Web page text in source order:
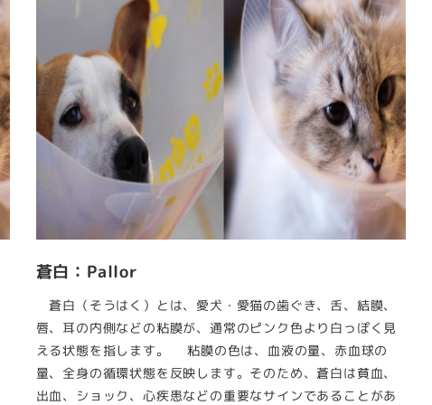
蒼白：Pallor
蒼白（そうはく）とは、愛犬・愛猫の歯ぐき、舌、結膜、
唇、耳の内側などの粘膜が、通常のピンク色より白っぽく見
える状態を指します。 粘膜の色は、血液の量、赤血球の
量、全身の循環状態を反映します。そのため、蒼白は貧血、
出血、ショック、心疾患などの重要なサインであることがあ